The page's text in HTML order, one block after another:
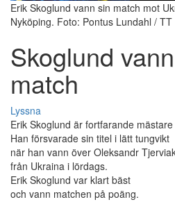
Erik Skoglund vann sin match mot
Nyköping. Foto: Pontus Lundahl / TT
Skoglund
match
Lyssna
Erik Skoglund är fortfarande
Han försvarade sin titel i lätt tungvikt
när han vann över Oleksandr
från Ukraina i lördags.
Erik Skoglund var klart bäst
och vann matchen på poäng.